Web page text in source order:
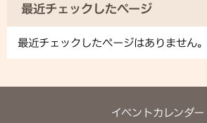
最近チェックしたページ
最近チェックしたページはありません。
イベントカレンダー